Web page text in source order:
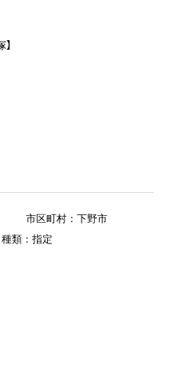
市区町村：下野市
種類：指定